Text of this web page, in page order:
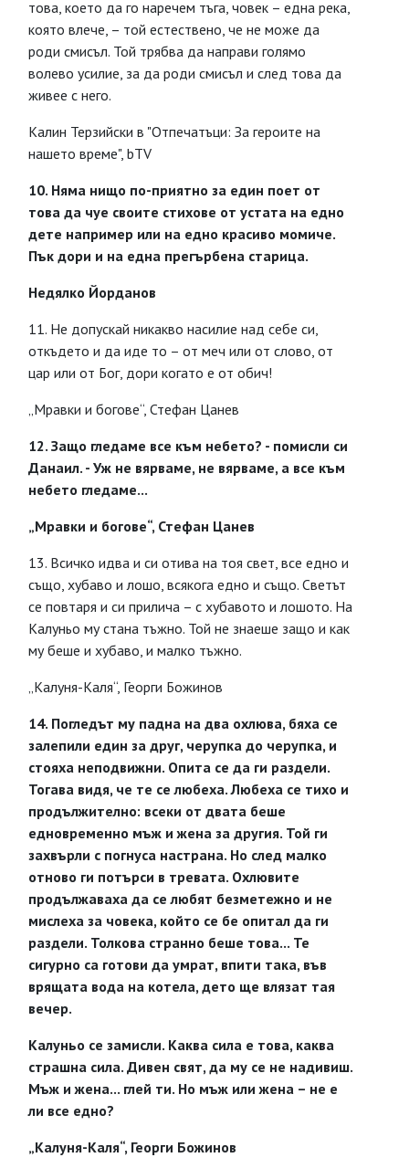
това, което да го наречем тъга, човек – една река,
която влече, – той естествено, че не може да
роди смисъл. Той трябва да направи голямо
волево усилие, за да роди смисъл и след това да
живее с него.
Калин Терзийски в "Отпечатъци: За героите на
нашето време", bTV
10. Няма нищо по-приятно за един поет от
това да чуе своите стихове от устата на едно
дете например или на едно красиво момиче.
Пък дори и на една прегърбена старица.
Недялко Йорданов
11. Не допускай никакво насилие над себе си,
откъдето и да иде то – от меч или от слово, от
цар или от Бог, дори когато е от обич!
„Мравки и богове“, Стефан Цанев
12. Защо гледаме все към небето? - помисли си
Данаил. - Уж не вярваме, не вярваме, а все към
небето гледаме...
„Мравки и богове“, Стефан Цанев
13. Всичко идва и си отива на тоя свет, все едно и
също, хубаво и лошо, всякога едно и също. Светът
се повтаря и си прилича – с хубавото и лошото. На
Калуньо му стана тъжно. Той не знаеше защо и как
му беше и хубаво, и малко тъжно.
„Калуня-Каля“, Георги Божинов
14. Погледът му падна на два охлюва, бяха се
залепили един за друг, черупка до черупка, и
стояха неподвижни. Опита се да ги раздели.
Тогава видя, че те се любеха. Любеха се тихо и
продължително: всеки от двата беше
едновременно мъж и жена за другия. Той ги
захвърли с погнуса настрана. Но след малко
отново ги потърси в тревата. Охлювите
продължаваха да се любят безметежно и не
мислеха за човека, който се бе опитал да ги
раздели. Толкова странно беше това... Те
сигурно са готови да умрат, впити така, във
врящата вода на котела, дето ще влязат тая
вечер.
Калуньо се замисли. Каква сила е това, каква
страшна сила. Дивен свят, да му се не надивиш.
Мъж и жена... глей ти. Но мъж или жена – не е
ли все едно?
„Калуня-Каля“, Георги Божинов